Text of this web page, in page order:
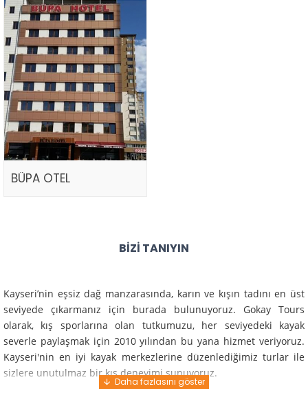
BÜPA OTEL
BIZI TANIYIN
Kayseri’nin eşsiz dağ manzarasında, karın ve kışın tadını en üst
seviyede çıkarmanız için burada bulunuyoruz. Gokay Tours
olarak, kış sporlarına olan tutkumuzu, her seviyedeki kayak
severle paylaşmak için 2010 yılından bu yana hizmet veriyoruz.
Kayseri'nin en iyi kayak merkezlerine düzenlediğimiz turlar ile
sizlere unutulmaz bir kış deneyimi sunuyoruz.